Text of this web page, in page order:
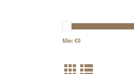
Min: €0